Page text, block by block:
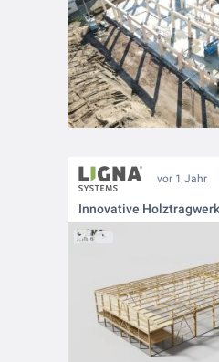
vor 1 Jahr